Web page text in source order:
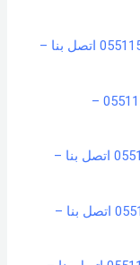
شركة مكافحة حشرات بحفر الباطن – 0551154864 اتصل بنا –
شركة تنظيف مكيفات بحفر الباطن – 0551154864 –
شركة تنظيف منازل بحفر الباطن – 0551154864 اتصل بنا –
شركة تنظيف سجاد بحفر الباطن – 0551154864 اتصل بنا –